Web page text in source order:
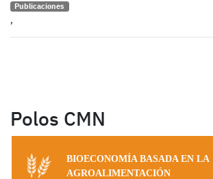
Publicaciones
,
Polos CMN
BIOECONOMÍA BASADA EN LA
AGROALIMENTACIÓN